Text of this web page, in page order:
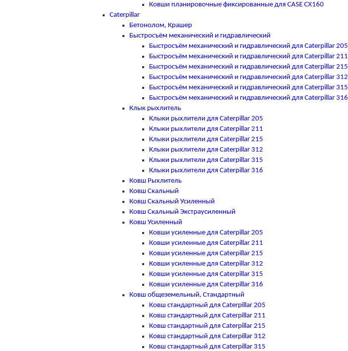
Ковши планировочные фиксированные для CASE CX160
Caterpillar
Бетонолом, Крашер
Быстросъём механический и гидравлический
Быстросъём механический и гидравлический для Caterpillar 205
Быстросъём механический и гидравлический для Caterpillar 211
Быстросъём механический и гидравлический для Caterpillar 215
Быстросъём механический и гидравлический для Caterpillar 312
Быстросъём механический и гидравлический для Caterpillar 315
Быстросъём механический и гидравлический для Caterpillar 316
Клык рыхлитель
Клыки рыхлители для Caterpillar 205
Клыки рыхлители для Caterpillar 211
Клыки рыхлители для Caterpillar 215
Клыки рыхлители для Caterpillar 312
Клыки рыхлители для Caterpillar 315
Клыки рыхлители для Caterpillar 316
Ковш Рыхлитель
Ковш Скальный
Ковш Скальный Усиленный
Ковш Скальный Экстраусиленный
Ковш Усиленный
Ковши усиленные для Caterpillar 205
Ковши усиленные для Caterpillar 211
Ковши усиленные для Caterpillar 215
Ковши усиленные для Caterpillar 312
Ковши усиленные для Caterpillar 315
Ковши усиленные для Caterpillar 316
Ковш общеземельный, Стандартный
Ковш стандартный для Caterpillar 205
Ковш стандартный для Caterpillar 211
Ковш стандартный для Caterpillar 215
Ковш стандартный для Caterpillar 312
Ковш стандартный для Caterpillar 315